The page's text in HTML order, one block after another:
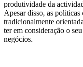
produtividade da
Apesar disso, as
tradicionalmente
ter em consideração o
negócios.